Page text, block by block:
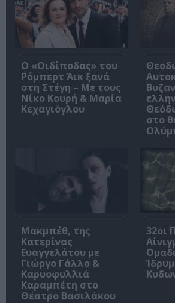
O «Οιδίποδας» του
Ρόμπερτ Άικ ξανά
στη Στέγη – Με τους
Νίκο Κουρή & Μαρία
Κεχαγιόγλου
στο
Μακμπέθ, της
Κατερίνας
Ευαγγελάτου με
Γιώργο Γάλλο &
Καρυοφυλλιά
Καραμπέτη στο
Θέατρο Βασιλάκου
32οι